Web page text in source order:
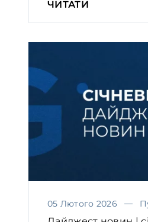
ЧИТАТИ
05 Лютого 2026